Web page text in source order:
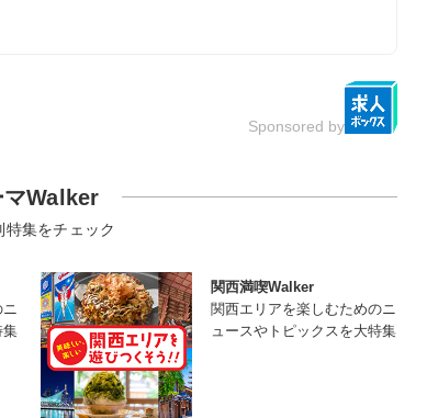
Sponsored by
マWalker
特集をチェック
集
関西満喫Walker
関西エリアを楽しむためのニ
ュースやトピックスを大特集